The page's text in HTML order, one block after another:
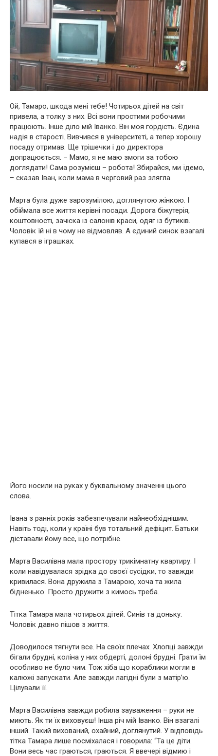
Ой, Тамаро, шкода мені тебе! Чотирьох дітей на світ
привела, а толку з них. Всі вони простими робочими
працюють. Інше діло мій Іванко. Він моя гордість. Єдина
надія в старості. Вивчився в університеті, а тепер хорошу
посаду отримав. Ще трішечки і до директора
допрацюється. – Мамо, я не маю змоги за тобою
доглядати! Сама розумієш – робота! Збирайся, ми їдемо,
– сказав Іван, коли мама в черговий раз злягла.
Марта була дуже зарозумілою, доглянутою жінкою. І
обіймала все життя керівні посади. Дорога біжутерія,
коштовності, зачіска із салонів краси, одяг із бутиків.
Чоловік їй ні в чому не відмовляв. А єдиний синок взагалі
купався в іграшках.
Його носили на руках у буквальному значенні цього
слова.
Івана з ранніх років забезпечували найнеобхіднішим.
Навіть тоді, коли у країні був тотальний дефіцит. Батьки
діставали йому все, що потрібне.
Марта Василівна мала простору трикімнатну квартиру. І
коли навідувалася зрідка до своєї сусідки, то завжди
кривилася. Вона дружила з Тамарою, хоча та жила
бідненько. Просто дружити з кимось треба.
Тітка Тамара мала чотирьох дітей. Синів та доньку.
Чоловік давно пішов з життя.
Доводилося тягнути все. На своїх плечах. Хлопці завжди
бігали брудні, коліна у них обдерті, долоні брудні. Грати їм
особливо не було чим. Тож хіба що кораблики могли в
калюжі запускати. Але завжди лагідні були з матір’ю.
Цілували її.
Марта Василівна завжди робила зауваження – руки не
миють. Як ти їх виховуєш! Інша річ мій Іванко. Він взагалі
інший. Такий вихований, охайний, доглянутий. У відповідь
тітка Тамара лише посміхалася і говорила: “Та це діти.
Вони весь час граються, граються. Я ввечері відмию і